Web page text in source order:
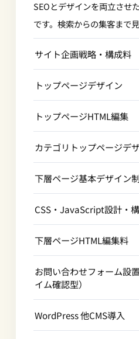
SEOとデザインを両立させ
です。検索からの集客まで
サイト企画戦略・構成料
トップページデザイン
トップページHTML編集
カテゴリトップページデ
下層ページ基本デザイン
CSS・JavaScript設計・
下層ページHTML編集料
お問い合わせフォーム設
イム確認型）
WordPress 他CMS導入